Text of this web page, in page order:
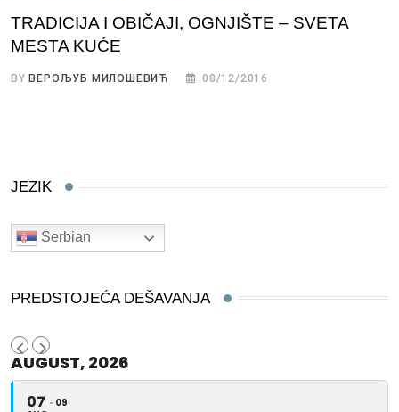
TRADICIJA I OBIČAJI, OGNJIŠTE – SVETA
MESTA KUĆE
BY ВЕРОЉУБ МИЛОШЕВИЋ 08/12/2016
JEZIK
Serbian
PREDSTOJEĆA DEŠAVANJA
AUGUST, 2026
07 09